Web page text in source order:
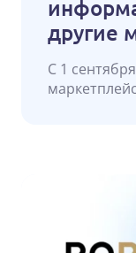
другие
С 1